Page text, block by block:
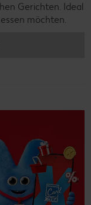
Gerichten. Ideal
möchten.